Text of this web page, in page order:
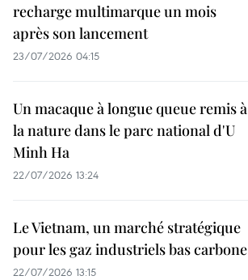
recharge multimarque un mois
après son lancement
23/07/2026 04:15
Un macaque à longue queue remis à
la nature dans le parc national d'U
Minh Ha
22/07/2026 13:24
Le Vietnam, un marché stratégique
pour les gaz industriels bas carbone
22/07/2026 13:15